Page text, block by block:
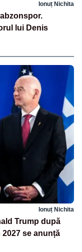
Ionuț Nichita
lui Denis
Ionuț Nichita
Trump după
se anunță